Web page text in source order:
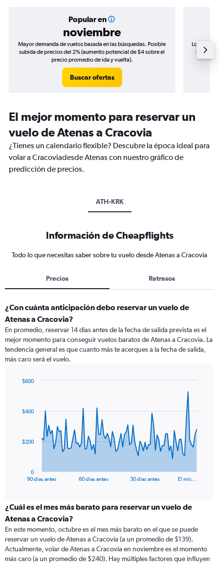
Popular en
noviembre
Mayor demanda de vuelos basada en las búsquedas. Posible
subida de precios del 2% (aumento potencial de $4 sobre el
precio promedio de ida y vuelta).
Buscar ofertas
Los
de
El mejor momento para reservar un
vuelo de Atenas a Cracovia
¿Tienes un calendario flexible? Descubre la época ideal para
volar a Cracoviadesde Atenas con nuestro gráfico de
predicción de precios.
ATH-KRK
Información de Cheapflights
Todo lo que necesitas saber sobre tu vuelo desde Atenas a Cracovia
Precios Retrasos
¿Con cuánta anticipación debo reservar un vuelo de
Atenas a Cracovia?
En promedio, reservar 14 días antes de la fecha de salida prevista es el
mejor momento para conseguir vuelos baratos de Atenas a Cracovia. La
tendencia general es que cuanto más te acerques a la fecha de salida,
más caro será el vuelo.
data
The
categories.
Range:
categories.
The
chart
has
90 días antes 60 días antes 30 días antes El mis…
0
$200
$400
$600
¿Cuál es el mes más barato para reservar un vuelo de
Atenas a Cracovia?
En este momento, octubre es el mes más barato en el que se puede
reservar un vuelo de Atenas a Cracovia (a un promedio de $139).
Actualmente, volar de Atenas a Cracovia en noviembre es el momento
más caro (a un promedio de $240). Hay múltiples factores que influyen